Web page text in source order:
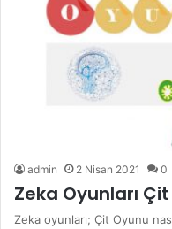
admin 2 Nisan 2021 0
Zeka Oyunları
Zeka oyunları; Çit Oyunu